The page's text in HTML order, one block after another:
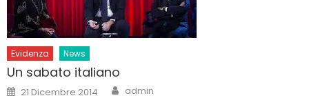
Evidenza News
Un sabato italiano
Posted
on
21 Dicembre 2014 Author
admin